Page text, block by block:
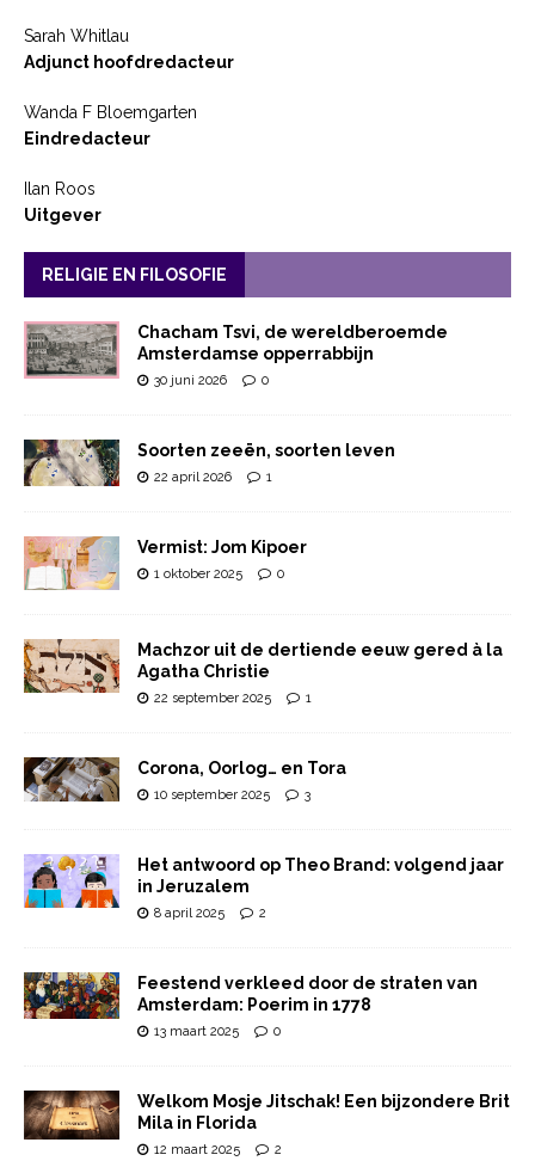
Sarah Whitlau
Adjunct hoofdredacteur
Wanda F Bloemgarten
Eindredacteur
Ilan Roos
Uitgever
RELIGIE EN FILOSOFIE
Chacham Tsvi, de wereldberoemde
Amsterdamse opperrabbijn
30 juni 2026 0
Soorten zeeën, soorten leven
22 april 2026 1
Vermist: Jom Kipoer
1 oktober 2025 0
Machzor uit de dertiende eeuw gered à la
Agatha Christie
22 september 2025 1
Corona, Oorlog… en Tora
10 september 2025 3
Het antwoord op Theo Brand: volgend jaar
in Jeruzalem
8 april 2025 2
Feestend verkleed door de straten van
Amsterdam: Poerim in 1778
13 maart 2025 0
Welkom Mosje Jitschak! Een bijzondere Brit
Mila in Florida
12 maart 2025 2